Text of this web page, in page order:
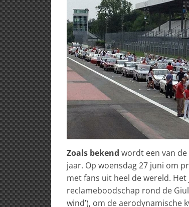
Zoals bekend wordt een van de
jaar. Op woensdag 27 juni om
met fans uit heel de wereld.
reclameboodschap rond de
wind’), om de aerodynamische